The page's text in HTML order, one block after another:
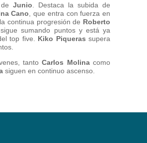
Junio . Destaca la subida de
Cano , que entra con fuerza en
continua progresión de Roberto
sigue sumando puntos y está ya
top five. Kiko Piqueras supera
tantoCarlos Molinacomo
siguen en continuo ascenso.